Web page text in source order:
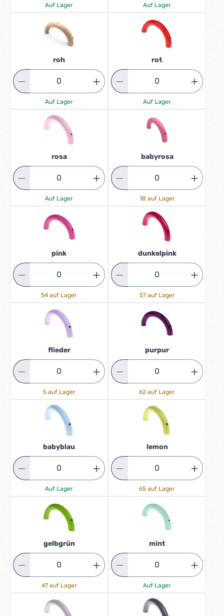
Auf Lager Auf Lager
roh
Auf Lager
rot
Auf Lager
rosa
Auf Lager
babyrosa
18 auf Lager
pink
54 auf Lager
dunkelpink
57 auf Lager
flieder
5 auf Lager
purpur
62 auf Lager
babyblau
Auf Lager
lemon
65 auf Lager
gelbgrün
47 auf Lager
mint
Auf Lager